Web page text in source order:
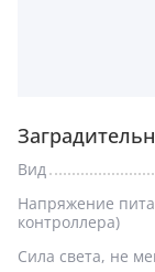
Вид
Напряжение
контроллера)
Сила света, не